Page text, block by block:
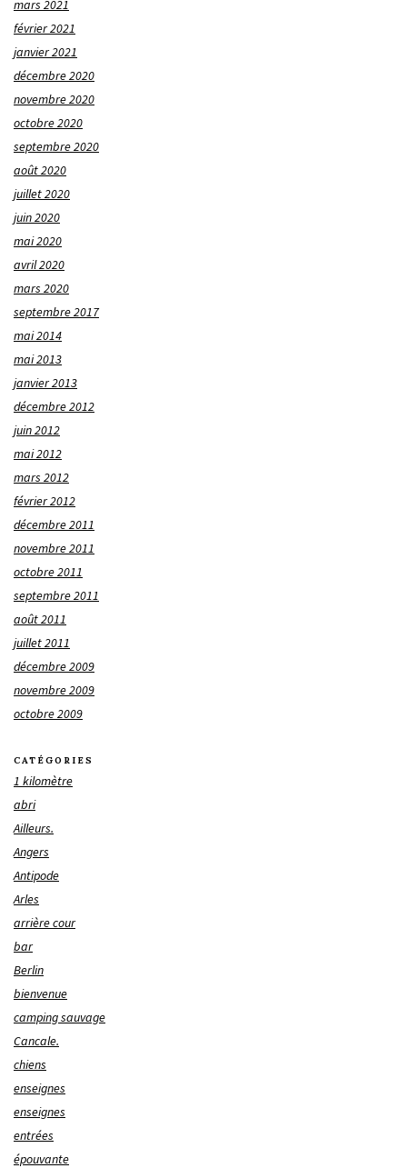
mars 2021
février 2021
janvier 2021
décembre 2020
novembre 2020
octobre 2020
septembre 2020
août 2020
juillet 2020
juin 2020
mai 2020
avril 2020
mars 2020
septembre 2017
mai 2014
mai 2013
janvier 2013
décembre 2012
juin 2012
mai 2012
mars 2012
février 2012
décembre 2011
novembre 2011
octobre 2011
septembre 2011
août 2011
juillet 2011
décembre 2009
novembre 2009
octobre 2009
CATÉGORIES
1 kilomètre
abri
Ailleurs.
Angers
Antipode
Arles
arrière cour
bar
Berlin
bienvenue
camping sauvage
Cancale.
chiens
enseignes
enseignes
entrées
épouvante